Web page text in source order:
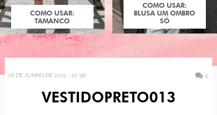
COMO USAR:
TAMANCO
COMO USAR:
BLUSA UM OMBRO
SÓ
16 DE JUNHO DE 2011 - 12:36 0
VESTIDOPRETO013